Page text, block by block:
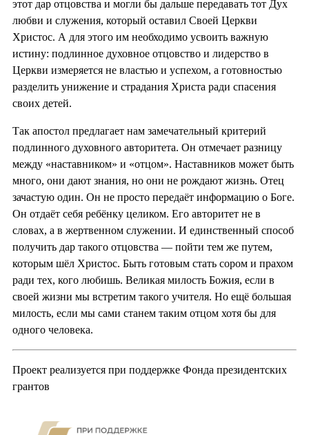
этот дар отцовства и могли бы дальше передавать тот Дух
любви и служения, который оставил Своей Церкви
Христос. А для этого им необходимо усвоить важную
истину: подлинное духовное отцовство и лидерство в
Церкви измеряется не властью и успехом, а готовностью
разделить унижение и страдания Христа ради спасения
своих детей.
Так апостол предлагает нам замечательный критерий
подлинного духовного авторитета. Он отмечает разницу
между «наставником» и «отцом». Наставников может быть
много, они дают знания, но они не рождают жизнь. Отец
зачастую один. Он не просто передаёт информацию о Боге.
Он отдаёт себя ребёнку целиком. Его авторитет не в
словах, а в жертвенном служении. И единственный способ
получить дар такого отцовства — пойти тем же путем,
которым шёл Христос. Быть готовым стать сором и прахом
ради тех, кого любишь. Великая милость Божия, если в
своей жизни мы встретим такого учителя. Но ещё большая
милость, если мы сами станем таким отцом хотя бы для
одного человека.
Проект реализуется при поддержке Фонда президентских
грантов